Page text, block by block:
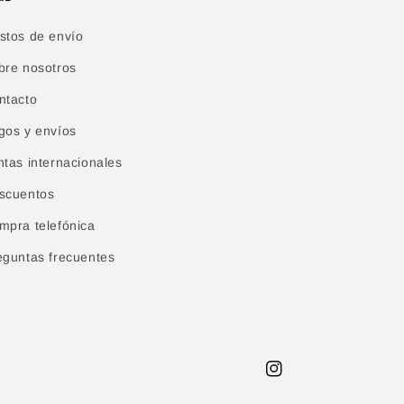
de envío
nosotros
y envíos
internacionales
telefónica
frecuentes
Instagram